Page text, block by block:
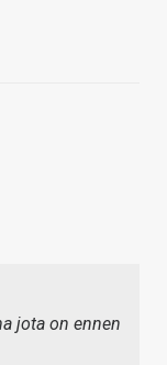
jota on ennen